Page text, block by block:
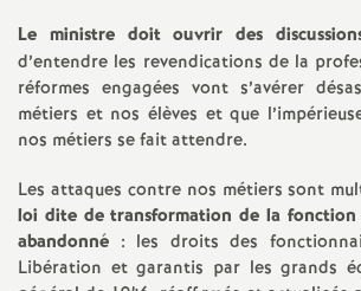
Le ministre doit ouvrir des
d’entendre les revendications de la
réformes engagées vont s’avérer
métiers et nos élèves et que
nos métiers se fait attendre.
Les attaques contre nos métiers sont
loi dite de transformation de la
abandonné : les droits des
Libération et garantis par les grands